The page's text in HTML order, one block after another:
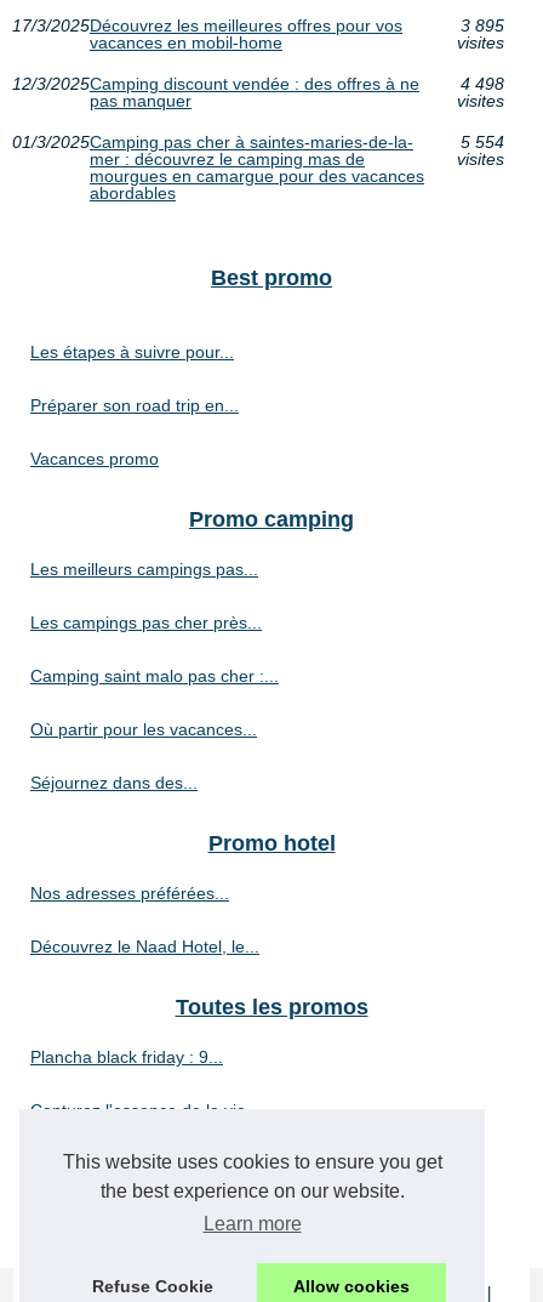
This website uses cookies to ensure you get
the best experience on our website.
Learn more
Refuse Cookie Allow cookies
17/3/2025Découvrez les meilleures offres pour vos
vacances en mobil-home
3 895
visites
12/3/2025Camping discount vendée : des offres à ne
pas manquer
4 498
visites
01/3/2025Camping pas cher à saintes-maries-de-la-
mer : découvrez le camping mas de
mourgues en camargue pour des vacances
abordables
5 554
visites
Best promo
Les étapes à suivre pour...
Préparer son road trip en...
Vacances promo
Promo camping
Les meilleurs campings pas...
Les campings pas cher près...
Camping saint malo pas cher :...
Où partir pour les vacances...
Séjournez dans des...
Promo hotel
Nos adresses préférées...
Découvrez le Naad Hotel, le...
Toutes les promos
Plancha black friday : 9...
Capturez l'essence de la vie...
Où peut-on trouver des...
Promo sur la location de box
© 2026Best-promo.net Plan portail|Cookies Policy